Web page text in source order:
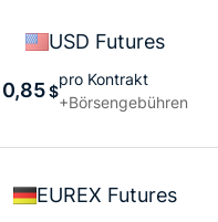
USD Futures
0,85$
pro Kontrakt
+Börsengebühren
EUREX Futures